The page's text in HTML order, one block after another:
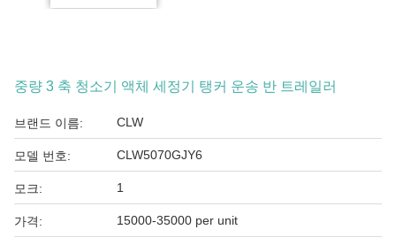
중량 3 축 청소기 액체 세정기 탱커 운송 반 트레일러
브랜드 이름: CLW
모델 번호: CLW5070GJY6
모크: 1
가격: 15000-35000 per unit